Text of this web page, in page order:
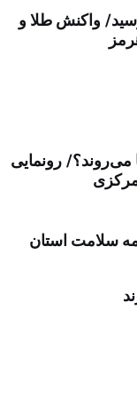
واکنش طلا و
می‌روند؟/ رونمایی
مرکزی
سلامت استان